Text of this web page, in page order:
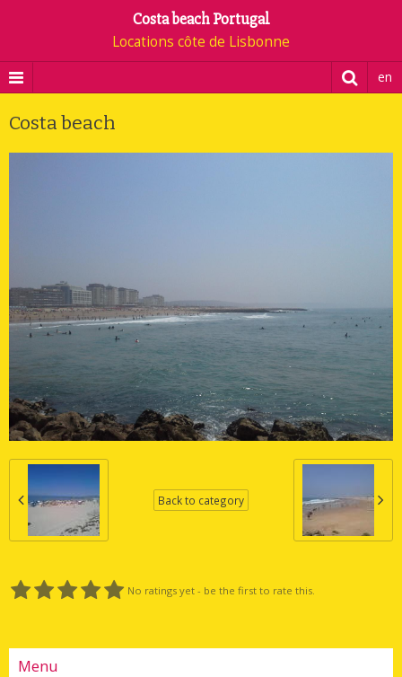
Costa beach Portugal
Locations côte de Lisbonne
en
Costa beach
Back to category
No ratings yet - be the first to rate this.
Menu